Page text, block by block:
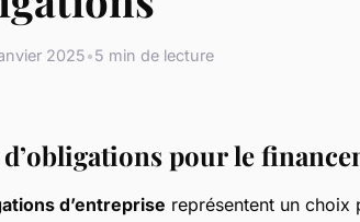
2025•5 min de lecture
pour le
d’entreprise représentent un